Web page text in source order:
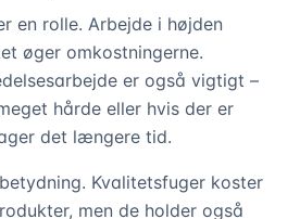
en rolle. Arbejde i højden
øger omkostningerne.
er også vigtigt –
hårde eller hvis der er
det længere tid.
Kvalitetsfuger koster
men de holder også